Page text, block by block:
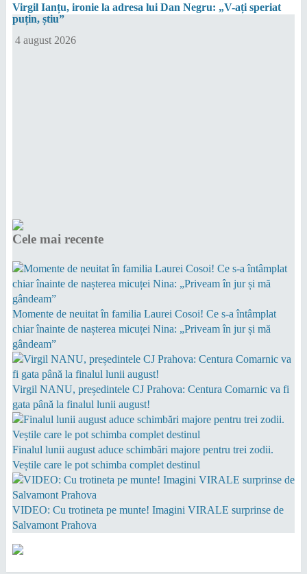
Virgil Ianțu, ironie la adresa lui Dan Negru: „V-ați speriat
puțin, știu”
4 august 2026
Cele mai recente
Momente de neuitat în familia Laurei Cosoi! Ce s-a întâmplat
chiar înainte de nașterea micuței Nina: „Priveam în jur și mă
gândeam”
Virgil NANU, președintele CJ Prahova: Centura Comarnic va fi
gata până la finalul lunii august!
Finalul lunii august aduce schimbări majore pentru trei zodii.
Veștile care le pot schimba complet destinul
VIDEO: Cu trotineta pe munte! Imagini VIRALE surprinse de
Salvamont Prahova